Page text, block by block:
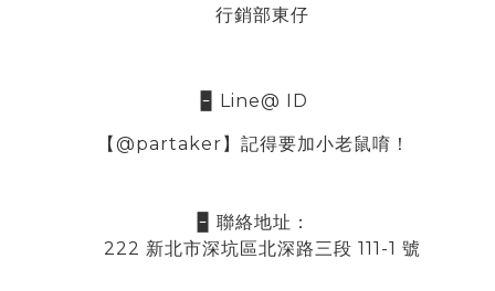
行銷部東仔
🁢 Line@ ID
【@partaker】記得要加小老鼠唷！
🁢 聯絡地址：
222 新北市深坑區北深路三段 111-1 號